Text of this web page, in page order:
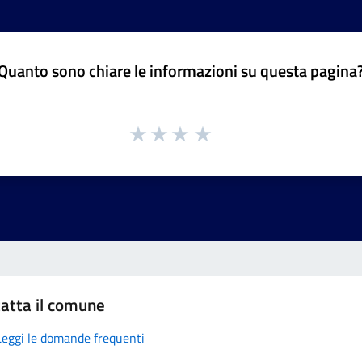
sono chiare le informazioni su questa
il comune
le domande frequenti